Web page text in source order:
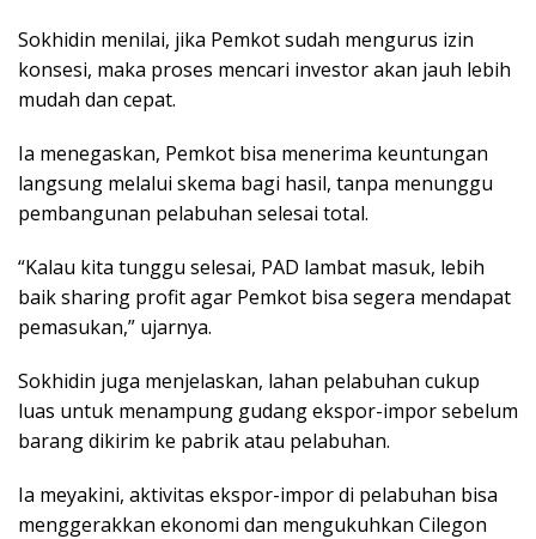
Sokhidin menilai, jika Pemkot sudah mengurus izin
konsesi, maka proses mencari investor akan jauh lebih
mudah dan cepat.
Ia menegaskan, Pemkot bisa menerima keuntungan
langsung melalui skema bagi hasil, tanpa menunggu
pembangunan pelabuhan selesai total.
“Kalau kita tunggu selesai, PAD lambat masuk, lebih
baik sharing profit agar Pemkot bisa segera mendapat
pemasukan,” ujarnya.
Sokhidin juga menjelaskan, lahan pelabuhan cukup
luas untuk menampung gudang ekspor-impor sebelum
barang dikirim ke pabrik atau pelabuhan.
Ia meyakini, aktivitas ekspor-impor di pelabuhan bisa
menggerakkan ekonomi dan mengukuhkan Cilegon